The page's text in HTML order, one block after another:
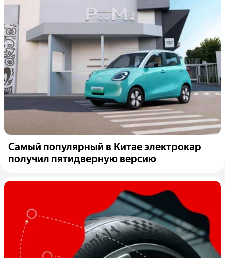
Самый популярный в Китае электрокар
получил пятидверную версию